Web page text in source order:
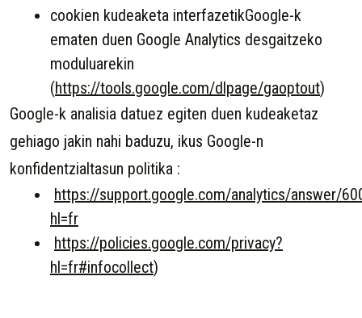
cookien kudeaketa interfazetikGoogle-k
ematen duen Google Analytics desgaitzeko
moduluarekin
(https://tools.google.com/dlpage/gaoptout)
Google-k analisia datuez egiten duen kudeaketaz
gehiago jakin nahi baduzu, ikus Google-n
konfidentzialtasun politika :
https://support.google.com/analytics/answer/
hl=fr
https://policies.google.com/privacy?
hl=fr#infocollect)